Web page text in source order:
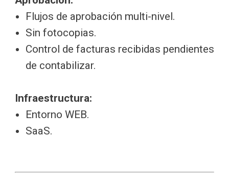
Flujos de aprobación multi-nivel.
Sin fotocopias.
Control de facturas recibidas pendientes
de contabilizar.
Infraestructura:
Entorno WEB.
SaaS.